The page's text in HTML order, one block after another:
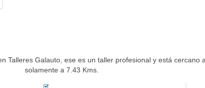
Talleres Galauto, ese es un taller profesional y está cercano
solamente a 7.43 Kms.